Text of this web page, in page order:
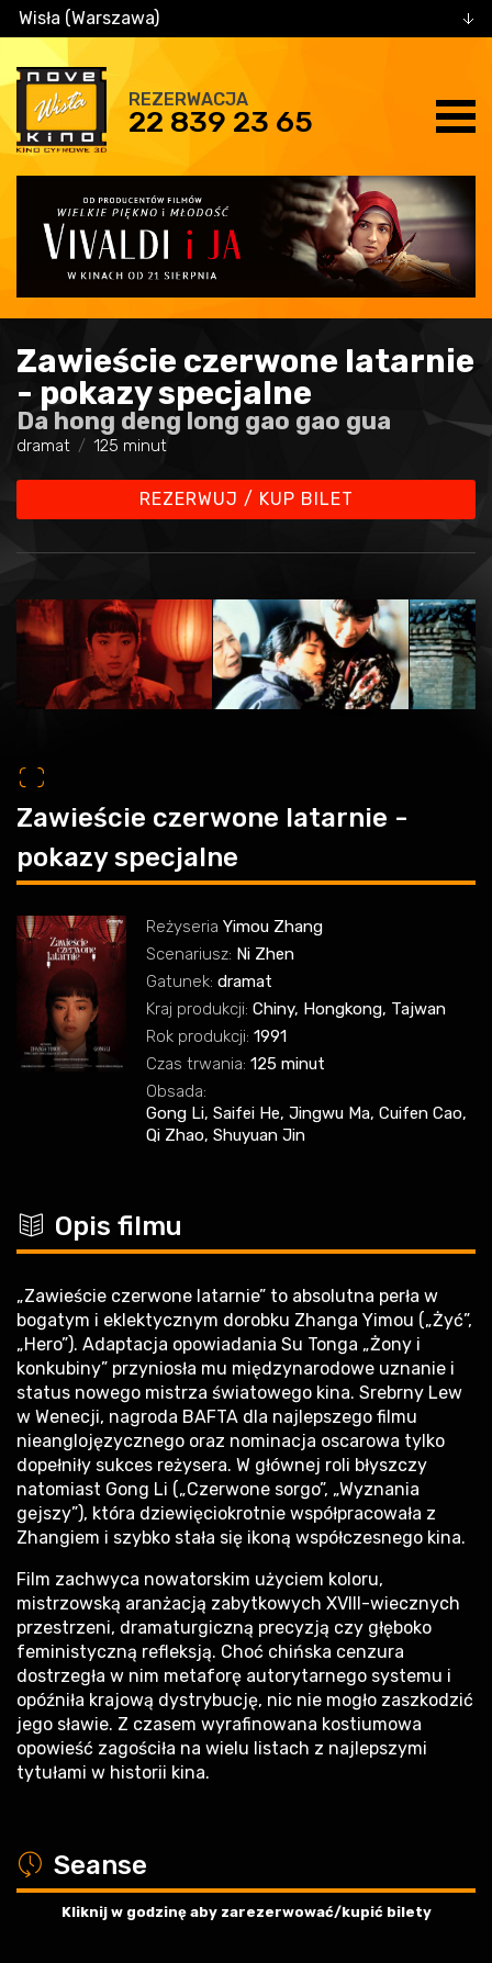
Wisła (Warszawa)
REZERWACJA
22 839 23 65
Zawieście czerwone latarnie
- pokazy specjalne
Da hong deng long gao gao gua
dramat 125 minut
REZERWUJ / KUP BILET
o
Zawieście czerwone latarnie -
pokazy specjalne
Reżyseria Yimou Zhang
Scenariusz: Ni Zhen
Gatunek: dramat
Kraj produkcji: Chiny, Hongkong, Tajwan
Rok produkcji: 1991
Czas trwania: 125 minut
Obsada:
Gong Li, Saifei He, Jingwu Ma, Cuifen Cao,
Qi Zhao, Shuyuan Jin
c Opis filmu
„Zawieście czerwone latarnie” to absolutna perła w
bogatym i eklektycznym dorobku Zhanga Yimou („Żyć”,
„Hero”). Adaptacja opowiadania Su Tonga „Żony i
konkubiny” przyniosła mu międzynarodowe uznanie i
status nowego mistrza światowego kina. Srebrny Lew
w Wenecji, nagroda BAFTA dla najlepszego filmu
nieanglojęzycznego oraz nominacja oscarowa tylko
dopełniły sukces reżysera. W głównej roli błyszczy
natomiast Gong Li („Czerwone sorgo”, „Wyznania
gejszy”), która dziewięciokrotnie współpracowała z
Zhangiem i szybko stała się ikoną współczesnego kina.
Film zachwyca nowatorskim użyciem koloru,
mistrzowską aranżacją zabytkowych XVIII-wiecznych
przestrzeni, dramaturgiczną precyzją czy głęboko
feministyczną refleksją. Choć chińska cenzura
dostrzegła w nim metaforę autorytarnego systemu i
opóźniła krajową dystrybucję, nic nie mogło zaszkodzić
jego sławie. Z czasem wyrafinowana kostiumowa
opowieść zagościła na wielu listach z najlepszymi
tytułami w historii kina.
a Seanse
Kliknij w godzinę aby zarezerwować/kupić bilety